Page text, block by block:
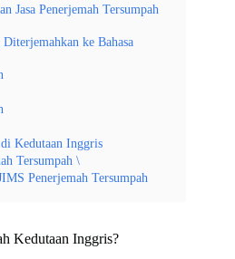
Jasa Penerjemah Tersumpah
ke Bahasa
Kedutaan Inggris
Tersumpah \
Penerjemah Tersumpah
Kedutaan Inggris?